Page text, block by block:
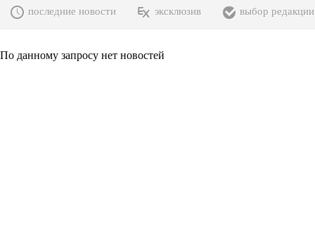
последние новости эксклюзив выбор редакции
По данному запросу нет новостей